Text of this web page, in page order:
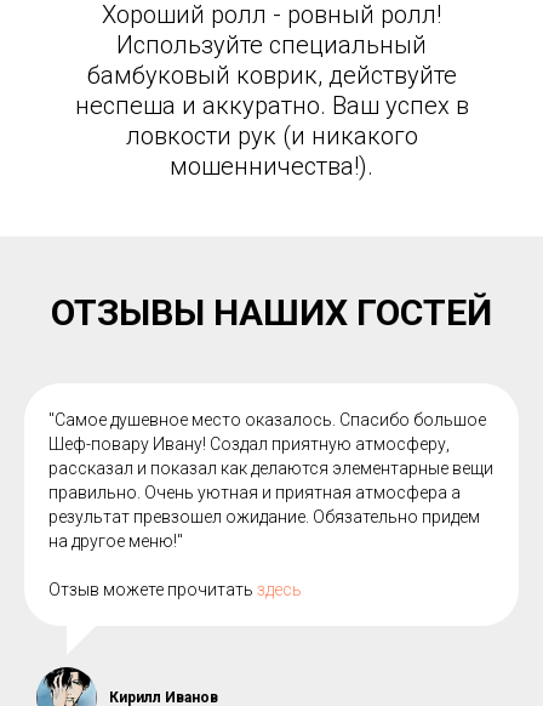
Хороший ролл - ровный ролл!
Используйте специальный
бамбуковый коврик, действуйте
неспеша и аккуратно. Ваш успех в
ловкости рук (и никакого
мошенничества!).
ОТЗЫВЫ НАШИХ ГОСТЕЙ
"Самое душевное место оказалось. Спасибо большое
Шеф-повару Ивану! Создал приятную атмосферу,
рассказал и показал как делаются элементарные вещи
правильно. Очень уютная и приятная атмосфера а
результат превзошел ожидание. Обязательно придем
на другое меню!"
Отзыв можете прочитать здесь
Кирилл Иванов